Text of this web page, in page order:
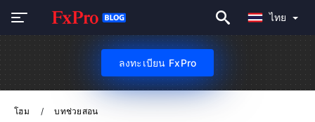
ไทย
ลงทะเบียน FxPro
โฮม บทช่วยสอน